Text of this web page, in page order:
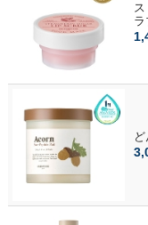
ラ